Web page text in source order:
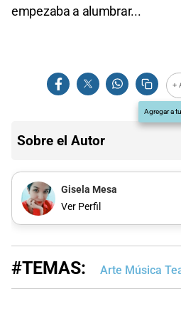
empezaba a alumbrar...
+
Agregar a
Sobre el Autor
Gisela Mesa
Ver Perfil
#TEMAS: Arte Música